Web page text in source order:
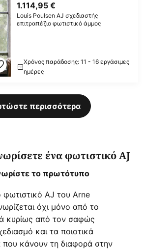
1.114,95 €
Louis Poulsen AJ σχεδιαστής
επιτραπέζιο φωτιστικό άμμος
Χρόνος παράδοσης: 11 - 16 εργάσιμες
ημέρες
περισσότερα
ένα φωτιστικό AJ
το πρωτότυπο
AJ του Arne
όχι μόνο από το
κυρίως από τον σαφώς
και τα ποιοτικά
που κάνουν τη διαφορά στην